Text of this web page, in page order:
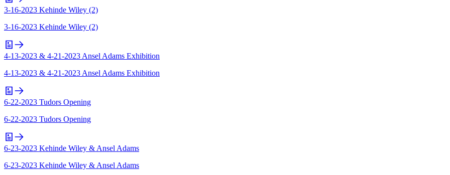
3-16-2023 Kehinde Wiley (2)
3-16-2023 Kehinde Wiley (2)
4-13-2023 & 4-21-2023 Ansel Adams Exhibition
4-13-2023 & 4-21-2023 Ansel Adams Exhibition
6-22-2023 Tudors Opening
6-22-2023 Tudors Opening
6-23-2023 Kehinde Wiley & Ansel Adams
6-23-2023 Kehinde Wiley & Ansel Adams